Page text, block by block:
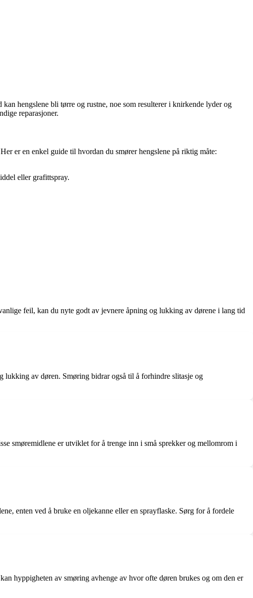
hengslene bli tørre og rustne, noe som resulterer i knirkende lyder og
reparasjoner.
er en enkel guide til hvordan du smører hengslene på riktig måte:
eller grafittspray.
feil, kan du nyte godt av jevnere åpning og lukking av dørene i lang tid
lukking av døren. Smøring bidrar også til å forhindre slitasje og
smøremidlene er utviklet for å trenge inn i små sprekker og mellomrom i
enten ved å bruke en oljekanne eller en sprayflaske. Sørg for å fordele
hyppigheten av smøring avhenge av hvor ofte døren brukes og om den er